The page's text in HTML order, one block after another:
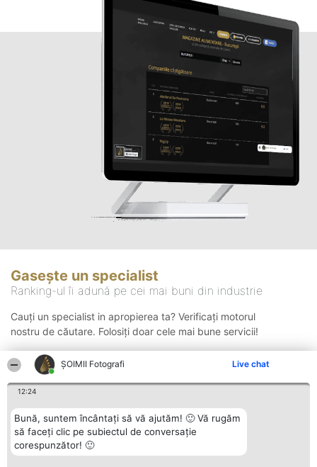
ȘOIMII Fotografi Live chat
12:24
Bună, suntem încântați să vă ajutăm! 🙂 Vă rugăm
să faceți clic pe subiectul de conversație
corespunzător! 🙂
Gasește un specialist
Ranking-ul îi adună pe cei mai buni din industrie
Cauți un specialist in apropierea ta? Verificați motorul
nostru de căutare. Folosiți doar cele mai bune servicii!